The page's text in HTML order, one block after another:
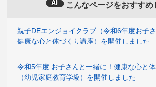
こんなページをおすすめ
親子DEエンジョイクラブ（令和6年度お子さ
健康な心と体づくり講座）を開催しました
令和5年度 お子さんと一緒に！健康な心と
（幼児家庭教育学級）を開催しました